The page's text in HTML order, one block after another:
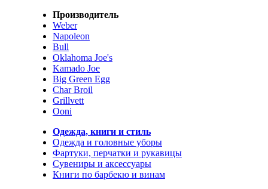
Производитель
Weber
Napoleon
Bull
Oklahoma Joe's
Kamado Joe
Big Green Egg
Char Broil
Grillvett
Ooni
Одежда, книги и стиль
Одежда и головные уборы
Фартуки, перчатки и рукавицы
Сувениры и аксессуары
Книги по барбекю и винам